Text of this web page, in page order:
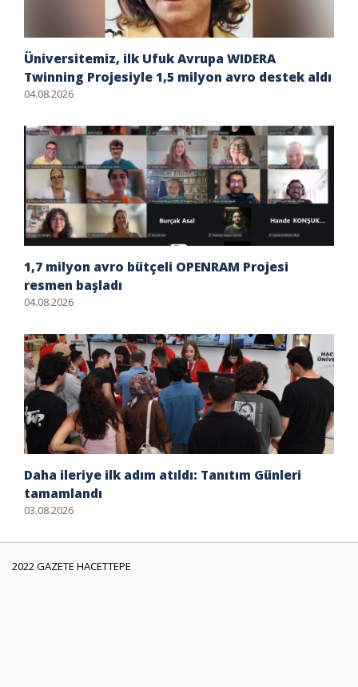
Üniversitemiz, ilk Ufuk Avrupa WIDERA
Twinning Projesiyle 1,5 milyon avro destek aldı
04.08.2026
1,7 milyon avro bütçeli OPENRAM Projesi
resmen başladı
04.08.2026
Daha ileriye ilk adım atıldı: Tanıtım Günleri
tamamlandı
03.08.2026
2022 GAZETE HACETTEPE